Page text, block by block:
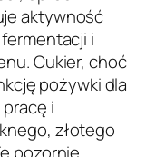
aktywność
i
Cukier, choć
pożywki dla
i
złotego